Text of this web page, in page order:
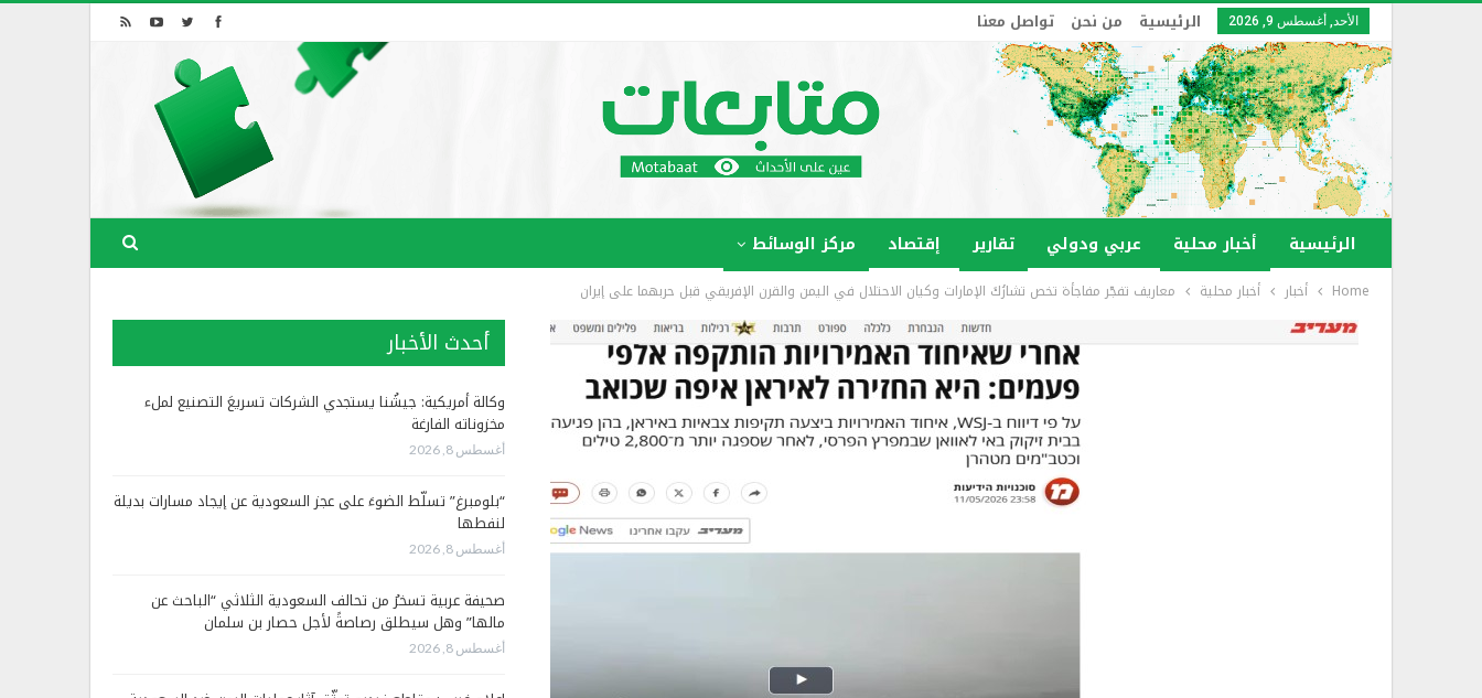
الأحد, أغسطس 9, 2026 الرئيسية من نحن تواصل معنا
الرئيسية أخبار محلية عربي ودولي تقارير إقتصاد مركز الوسائط
Home أخبار أخبار محلية معاريف تفجّر مفاجأة تخص تشارُكَ الإمارات وكيان الاحتلال في اليمن والقرن الإفريقي قبل حربهما على إيران
أحدث الأخبار
وكالة أمريكية: جيشُنا يستجدي الشركات تسريعَ التصنيع لملء
مخزوناته الفارغة
أغسطس 8, 2026
“بلومبرغ” تسلّط الضوءَ على عجز السعودية عن إيجاد مسارات بديلة
لنفطها
أغسطس 8, 2026
صحيفة عربية تسخرُ من تحالف السعودية الثلاثي “الباحث عن
مالها” وهل سيطلق رصاصةً لأجل حصار بن سلمان
أغسطس 8, 2026